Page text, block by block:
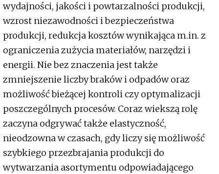
wydajności, jakości i powtarzalności produkcji,
wzrost niezawodności i bezpieczeństwa
produkcji, redukcja kosztów wynikająca m.in. z
ograniczenia zużycia materiałów, narzędzi i
energii. Nie bez znaczenia jest także
zmniejszenie liczby braków i odpadów oraz
możliwość bieżącej kontroli czy optymalizacji
poszczególnych procesów. Coraz wiekszą rolę
zaczyna odgrywać także elastyczność,
nieodzowna w czasach, gdy liczy się możliwość
szybkiego przezbrajania produkcji do
wytwarzania asortymentu odpowiadającego